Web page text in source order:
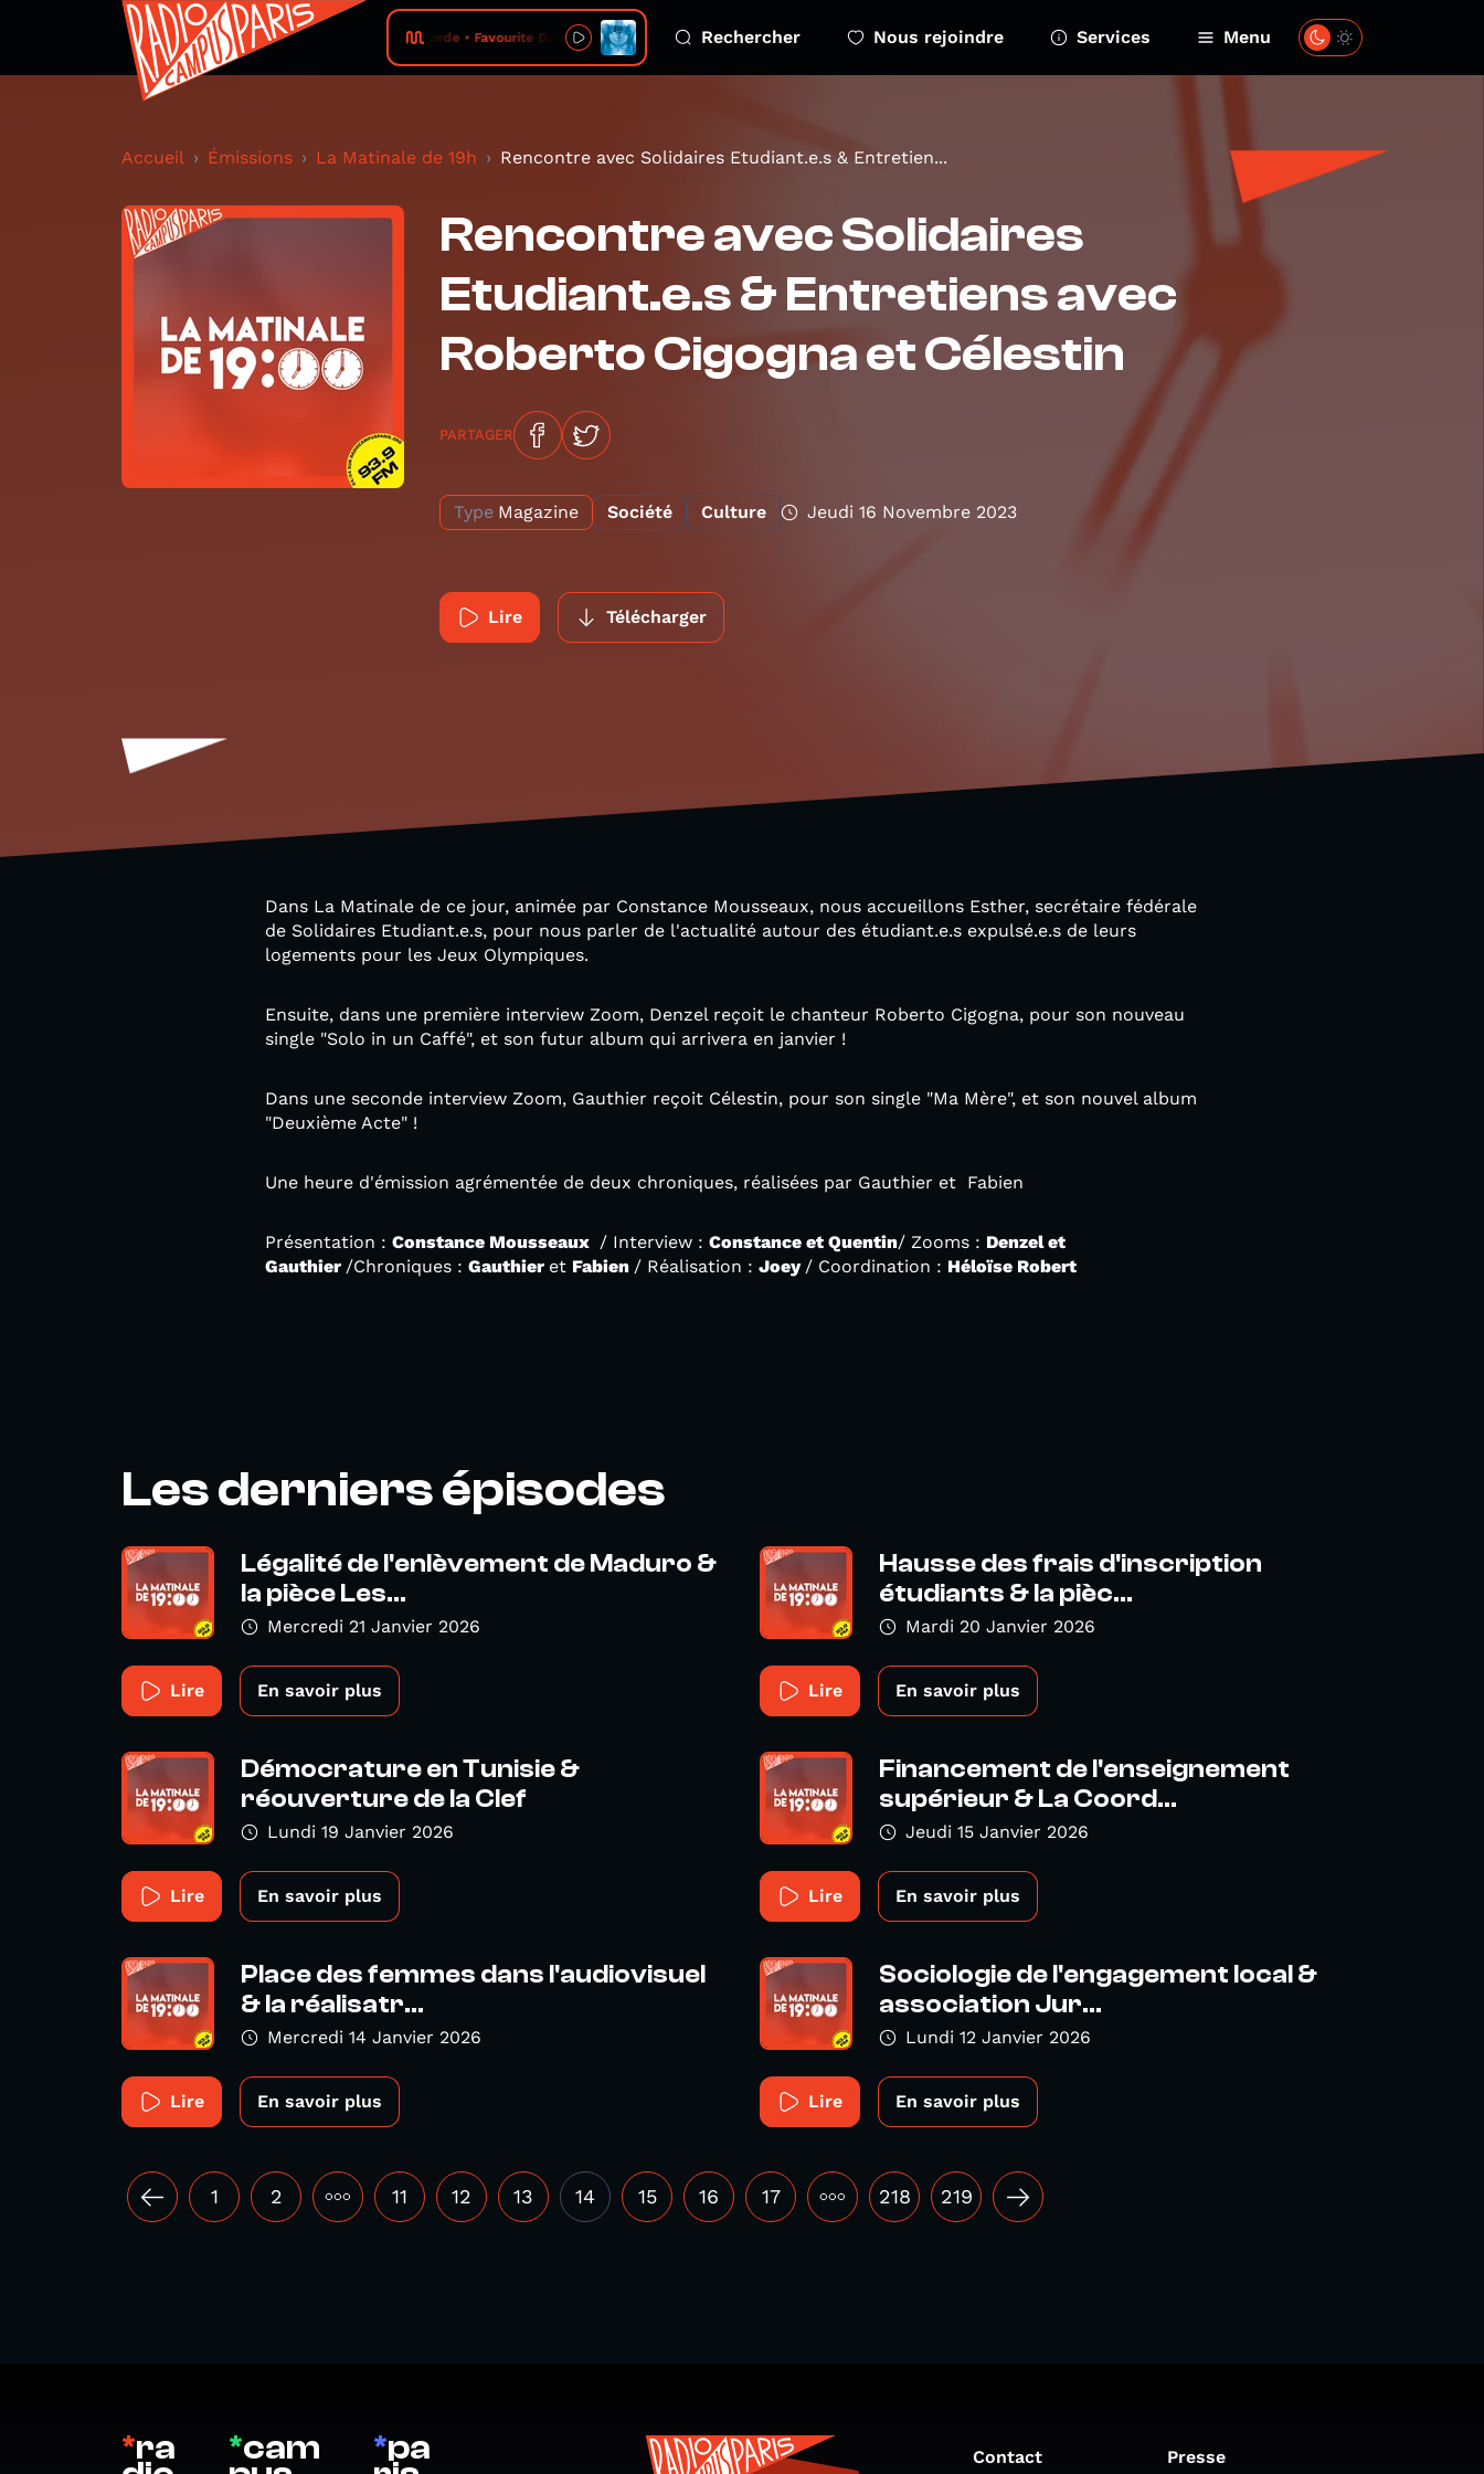
Lorde • Favourite Daughter Rechercher Nous rejoindre Services Menu
Accueil Émissions La Matinale de 19h Rencontre avec Solidaires Etudiant.e.s & Entretien...
Rencontre avec Solidaires
Etudiant.e.s & Entretiens avec
Roberto Cigogna et Célestin
PARTAGER
Type Magazine Société Culture Jeudi 16 Novembre 2023
Lire Télécharger
Dans La Matinale de ce jour, animée par Constance Mousseaux, nous accueillons Esther, secrétaire fédérale
de Solidaires Etudiant.e.s, pour nous parler de l'actualité autour des étudiant.e.s expulsé.e.s de leurs
logements pour les Jeux Olympiques.
Ensuite, dans une première interview Zoom, Denzel reçoit le chanteur Roberto Cigogna, pour son nouveau
single "Solo in un Caffé", et son futur album qui arrivera en janvier !
Dans une seconde interview Zoom, Gauthier reçoit Célestin, pour son single "Ma Mère", et son nouvel album
"Deuxième Acte" !
Une heure d'émission agrémentée de deux chroniques, réalisées par Gauthier et Fabien
Présentation : Constance Mousseaux / Interview : Constance et Quentin/ Zooms : Denzel et
Gauthier /Chroniques : Gauthier et Fabien / Réalisation : Joey / Coordination : Héloïse Robert
Les derniers épisodes
Légalité de l'enlèvement de Maduro &
la pièce Les...
Mercredi 21 Janvier 2026
Lire En savoir plus
Hausse des frais d'inscription
étudiants & la pièc...
Mardi 20 Janvier 2026
Lire En savoir plus
Démocrature en Tunisie &
réouverture de la Clef
Lundi 19 Janvier 2026
Lire En savoir plus
Financement de l'enseignement
supérieur & La Coord...
Jeudi 15 Janvier 2026
Lire En savoir plus
Place des femmes dans l'audiovisuel
& la réalisatr...
Mercredi 14 Janvier 2026
Lire En savoir plus
Sociologie de l'engagement local &
association Jur...
Lundi 12 Janvier 2026
Lire En savoir plus
1 2 ••• 11 12 13 14 15 16 17 ••• 218 219
*ra *cam *pa Contact Presse